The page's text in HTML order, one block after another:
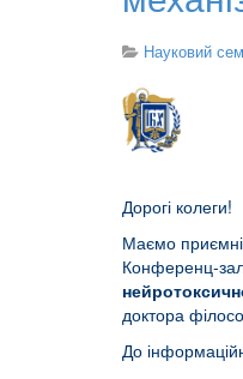
Науковий
Дорогі колеги!
Маємо
доктора
До